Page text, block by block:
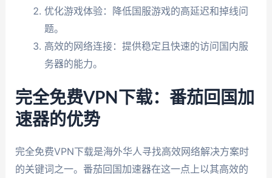
优化游戏体验：降低国服游戏的高延迟和掉线问
题。
高效的网络连接：提供稳定且快速的访问国内服
务器的能力。
完全免费VPN下载：番茄回国加
速器的优势
完全免费VPN下载是海外华人寻找高效网络解决方案时
的关键词之一。番茄回国加速器在这一点上以其高效的